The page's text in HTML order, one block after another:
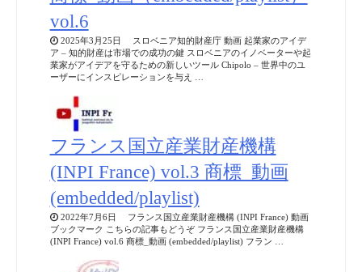
vol.6
2025年3月25日 スロベニア知的財産庁 動画 起業家のアイデ
ア – 知的財産は市場での成功の鍵 スロベニアのイノベーターや起
業家がアイデアを守るための新しいツール Chipolo – 世界中のユ
ーザーにインスピレーションを与え …
フランス国立産業財産機構
(INPI France) vol.3 商標_動画
(embedded/playlist)
2022年7月6日 フランス国立産業財産機構 (INPI France) 動画
ブックマーク こちらの記事もどうぞ フランス国立産業財産機構
(INPI France) vol.6 商標_動画 (embedded/playlist) フラン …